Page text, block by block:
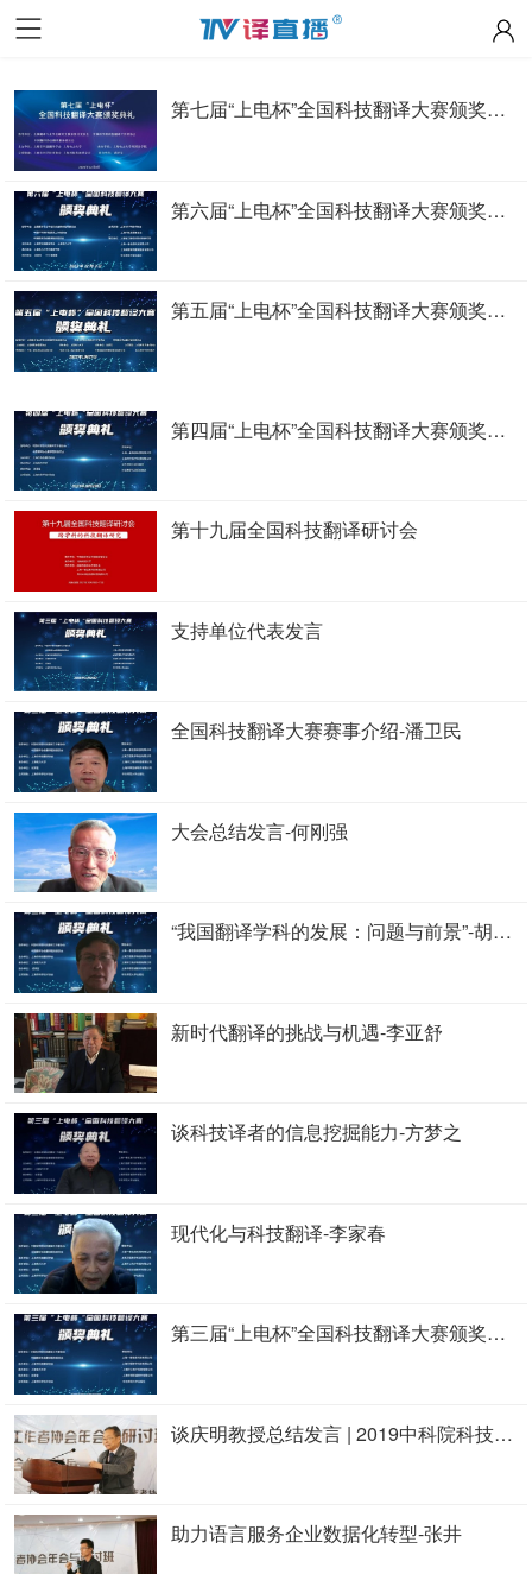
第七届“上电杯”全国科技翻译大赛颁奖典礼
第六届“上电杯”全国科技翻译大赛颁奖典礼
第五届“上电杯”全国科技翻译大赛颁奖典礼
第四届“上电杯”全国科技翻译大赛颁奖典礼
第十九届全国科技翻译研讨会
支持单位代表发言
全国科技翻译大赛赛事介绍-潘卫民
大会总结发言-何刚强
“我国翻译学科的发展：问题与前景”-胡开宝
新时代翻译的挑战与机遇-李亚舒
谈科技译者的信息挖掘能力-方梦之
现代化与科技翻译-李家春
第三届“上电杯”全国科技翻译大赛颁奖典礼
谈庆明教授总结发言 | 2019中科院科技翻译工作者协会年会与研讨班
助力语言服务企业数据化转型-张井